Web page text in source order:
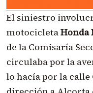
El siniestro
motocicletaHonda
de la Comisaría
circulaba por la
lo hacía por la calle